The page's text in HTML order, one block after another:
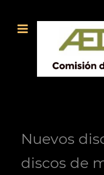
Nuevos
discos de